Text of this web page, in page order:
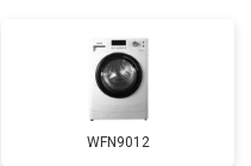
WFN9012